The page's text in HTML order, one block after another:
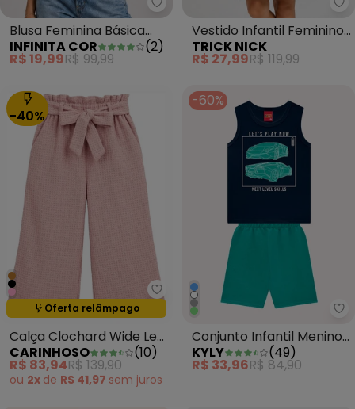
Infinita Cor - Blusa Feminina
Blusa Feminina Básica
Malha Oberon Preto
INFINITA COR (2)
R$ 19,99R$ 99,99
Vestido Infantil Feminino
em Meia Malha Preto
TRICK NICK
R$ 27,99R$ 119,99
-40%
Carinhoso - Calça Clochard
Oferta relâmpago
Termina em:14:38:39
Calça Clochard Wide Leg
Rosê
CARINHOSO (10)
R$ 83,94R$ 139,90
ou 2x de R$ 41,97 sem juros
-60%
Conjunto Infantil Menino
Estampa Azul Marinho
KYLY (49)
R$ 33,96R$ 84,90